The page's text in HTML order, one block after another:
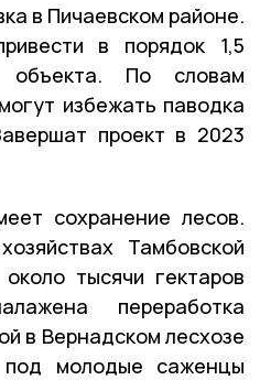
в Пичаевском районе.
в порядок 1,5
объекта. По словам
избежать паводка
проект в 2023
сохранение лесов.
Тамбовской
тысячи гектаров
переработка
в Вернадском лесхозе
под молодые саженцы